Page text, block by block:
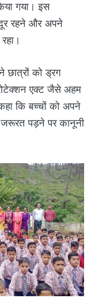
गया। इस
दूर रहने और अपने
छात्रों को ड्रग
एक्ट जैसे अहम
कि बच्चों को अपने
जरूरत पड़ने पर कानूनी